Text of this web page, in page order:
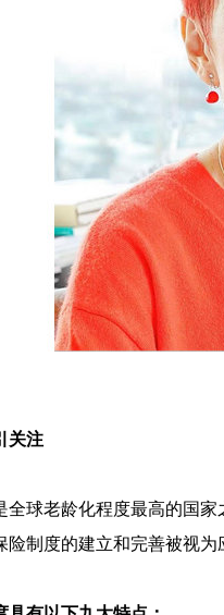
关注
球老龄化程度最高的国
制度的建立和完善被视为